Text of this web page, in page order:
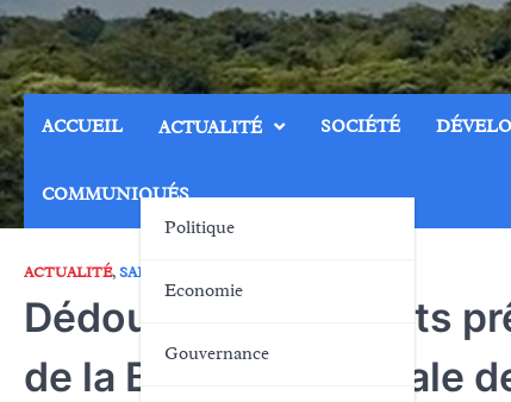
Skip
to
content
ACCUEIL ACTUALITÉ
Politique
Economie
Gouvernance
SOCIÉTÉ
COMMUNIQUÉS
ACTUALITÉ,SANTÉ
Dédougou : 28 agents
de la Brigade régionale